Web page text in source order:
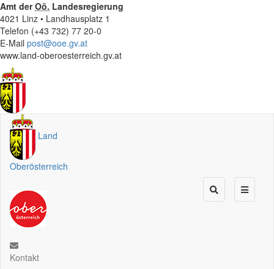
Amt derOö. Landesregierung
4021 Linz • Landhausplatz 1
Telefon (+43 732) 77 20-0
E-Mail post@ooe.gv.at
www.land-oberoesterreich.gv.at
Land
Oberösterreich
Kontakt